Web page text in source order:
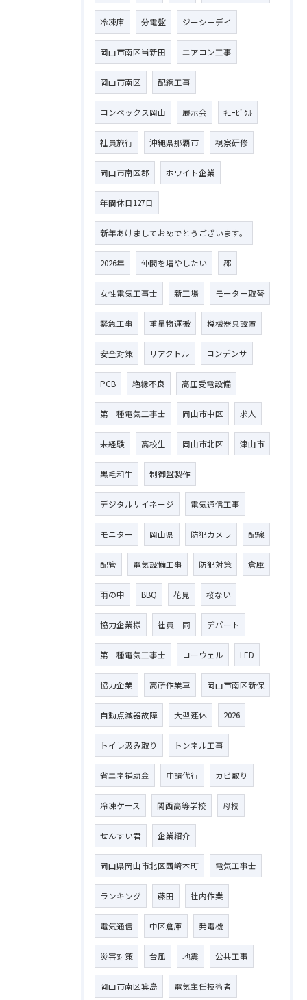
冷凍庫 分電盤 ジーシーデイ
岡山市南区当新田 エアコン工事
岡山市南区 配線工事
コンベックス岡山 展示会 ｷｭｰﾋﾞｸﾙ
社員旅行 沖縄県那覇市 視察研修
岡山市南区郡 ホワイト企業
年間休日127日
新年あけましておめでとうございます。
2026年 仲間を増やしたい 郡
女性電気工事士 新工場 モーター取替
緊急工事 重量物運搬 機械器具設置
安全対策 リアクトル コンデンサ
PCB 絶縁不良 高圧受電設備
第一種電気工事士 岡山市中区 求人
未経験 高校生 岡山市北区 津山市
黒毛和牛 制御盤製作
デジタルサイネージ 電気通信工事
モニター 岡山県 防犯カメラ 配線
配管 電気設備工事 防犯対策 倉庫
雨の中 BBQ 花見 桜ない
協力企業様 社員一同 デパート
第二種電気工事士 コーウェル LED
協力企業 高所作業車 岡山市南区新保
自動点滅器故障 大型連休 2026
トイレ汲み取り トンネル工事
省エネ補助金 申請代行 カビ取り
冷凍ケース 関西高等学校 母校
せんすい君 企業紹介
岡山県岡山市北区西崎本町 電気工事士
ランキング 藤田 社内作業
電気通信 中区倉庫 発電機
災害対策 台風 地震 公共工事
岡山市南区箕島 電気主任技術者
お問い合わせはこちら